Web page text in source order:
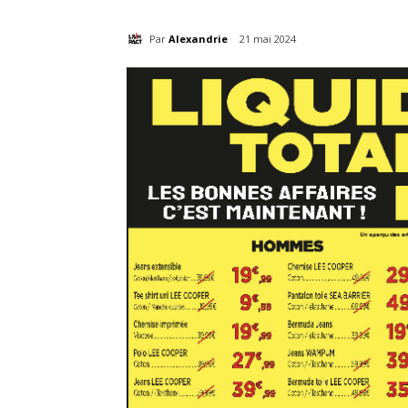
Par Alexandrie 21 mai 2024